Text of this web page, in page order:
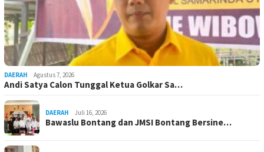
DAERAH Agustus 7, 2026
Andi Satya Calon Tunggal Ketua Golkar Sa…
DAERAH Juli 16, 2026
Bawaslu Bontang dan JMSI Bontang Bersine…